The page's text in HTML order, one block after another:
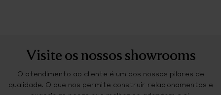
Visite os nossos showrooms
O atendimento ao cliente é um dos nossos pilares de
qualidade. O que nos permite construir relacionamentos e